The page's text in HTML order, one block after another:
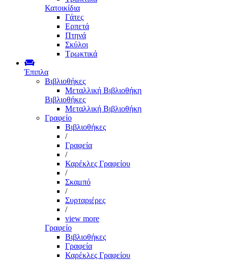
Κατοικίδια
Γάτες
Ερπετά
Πτηνά
Σκύλοι
Τρωκτικά
Έπιπλα
Βιβλιοθήκες
Μεταλλική Βιβλιοθήκη
Βιβλιοθήκες
Μεταλλική Βιβλιοθήκη
Γραφείο
Βιβλιοθήκες
/
Γραφεία
/
Καρέκλες Γραφείου
/
Σκαμπό
/
Συρταριέρες
/
view more
Γραφείο
Βιβλιοθήκες
Γραφεία
Καρέκλες Γραφείου